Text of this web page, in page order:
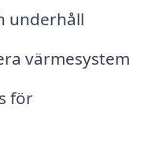
underhåll
värmesystem
för